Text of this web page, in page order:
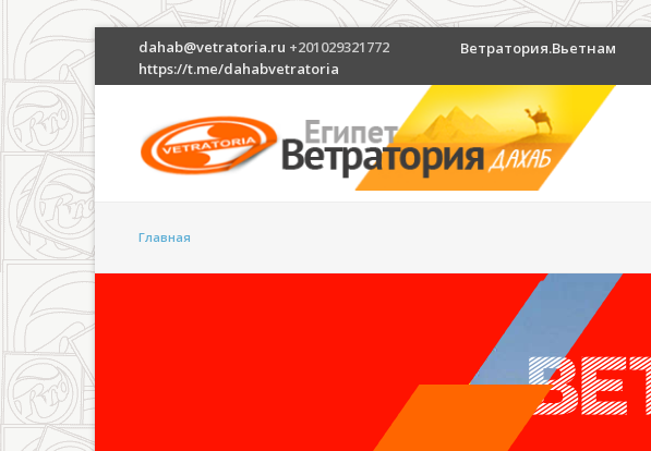
dahab@vetratoria.ru +201029321772
https://t.me/dahabvetratoria
Ветратория.Вьетнам
Главная